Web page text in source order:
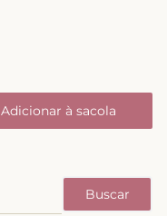
Adicionar à sacola